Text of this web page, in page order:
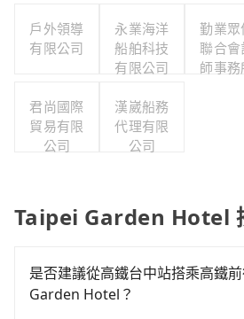
戶外領導
有限公司
永業海洋
船舶科技
有限公司
勤業眾
聯合會
師事務
君尚國際
貿易有限
公司
漢崴船務
代理有限
公司
Taipei Garden Hotel
是否建議從高鐵台中站搭乘高鐵
Garden Hotel？